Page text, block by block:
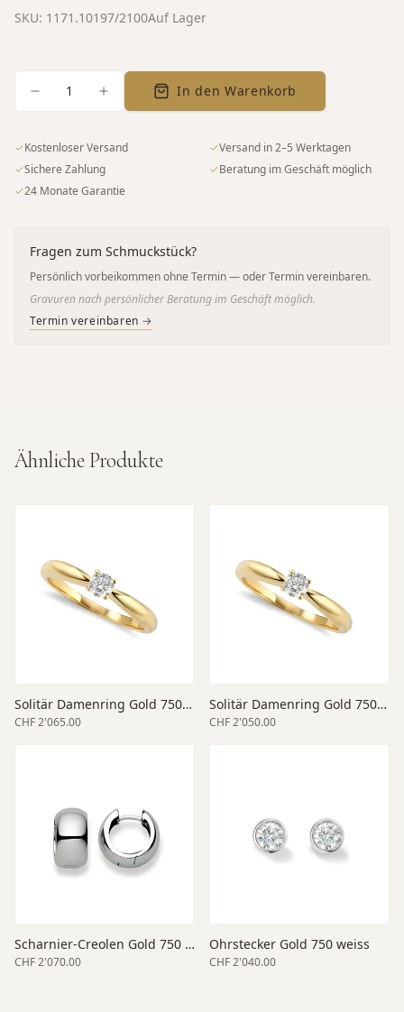
SKU: 1171.10197/2100Auf Lager
1 In den Warenkorb
✓Kostenloser Versand ✓Versand in 2–5 Werktagen
✓Sichere Zahlung ✓Beratung im Geschäft möglich
✓24 Monate Garantie
Fragen zum Schmuckstück?
Persönlich vorbeikommen ohne Termin — oder Termin vereinbaren.
Gravuren nach persönlicher Beratung im Geschäft möglich.
Termin vereinbaren →
Ähnliche Produkte
Solitär Damenring Gold 750 gelb
CHF 2'065.00
Solitär Damenring Gold 750 gelb
CHF 2'050.00
Scharnier-Creolen Gold 750 weiss 14
CHF 2'070.00
Ohrstecker Gold 750 weiss
CHF 2'040.00